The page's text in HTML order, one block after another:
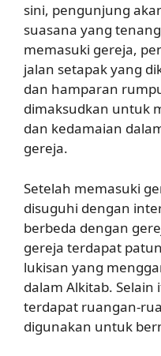
sini, pengunjung
suasana yang
memasuki gereja,
jalan setapak yang
dan hamparan
dimaksudkan untuk
dan kedamaian
gereja.
Setelah memasuki
disuguhi dengan
berbeda dengan
gereja terdapat
lukisan yang
dalam Alkitab.
terdapat ruangan-
digunakan untuk